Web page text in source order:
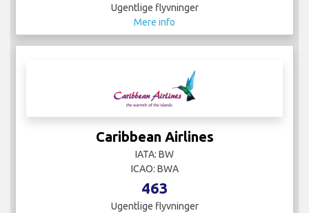
Ugentlige flyvninger
Mere info
Caribbean Airlines
IATA: BW
ICAO: BWA
463
Ugentlige flyvninger